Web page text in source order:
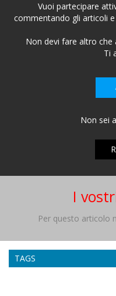
Vuoi partecipare
commentando gli articoli
Non devi fare altro che
Ti
Non sei
I
Per questo articolo
TAGS